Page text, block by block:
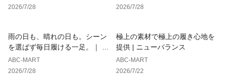
2026/7/28
2026/7/28
雨の日も、晴れの日も。シーン
を選ばず毎日履ける一足。｜ ホ
ーキンス
ABC-MART
2026/7/28
極上の素材で極上の履き心地を
提供 | ニューバランス
ABC-MART
2026/7/22